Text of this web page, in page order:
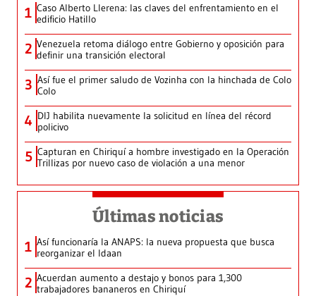
1 Caso Alberto Llerena: las claves del enfrentamiento en el
edificio Hatillo
2 Venezuela retoma diálogo entre Gobierno y oposición para
definir una transición electoral
3 Así fue el primer saludo de Vozinha con la hinchada de Colo
Colo
4 DIJ habilita nuevamente la solicitud en línea del récord
policivo
5 Capturan en Chiriquí a hombre investigado en la Operación
Trillizas por nuevo caso de violación a una menor
Últimas noticias
1 Así funcionaría la ANAPS: la nueva propuesta que busca
reorganizar el Idaan
2 Acuerdan aumento a destajo y bonos para 1,300
trabajadores bananeros en Chiriquí